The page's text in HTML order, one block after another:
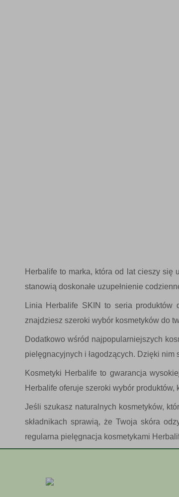
Herbalife to marka, która od lat cieszy się
stanowią doskonałe uzupełnienie
Linia Herbalife SKIN to seria produktów
znajdziesz szeroki wybór kosmetyków do
Dodatkowo wśród najpopularniejszych
pielęgnacyjnych i łagodzących. Dzięki
Kosmetyki Herbalife to gwarancja
Herbalife oferuje szeroki wybór
Jeśli szukasz naturalnych kosmetyków,
składnikach sprawią, że Twoja skóra
regularna pielęgnacja kosmetykami